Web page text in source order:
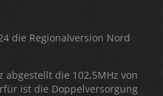
die Regionalversion Nord
abgestellt die 102,5MHz von
ist die Doppelversorgung